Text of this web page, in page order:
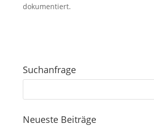
dokumentiert.
Suchanfrage
Neueste Beiträge